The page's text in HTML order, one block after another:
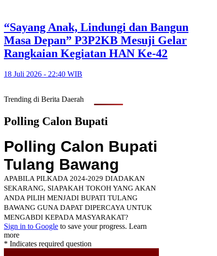
“Sayang Anak, Lindungi dan Bangun
Masa Depan” P3P2KB Mesuji Gelar
Rangkaian Kegiatan HAN Ke-42
18 Juli 2026 - 22:40 WIB
Trending di Berita Daerah
Polling Calon Bupati